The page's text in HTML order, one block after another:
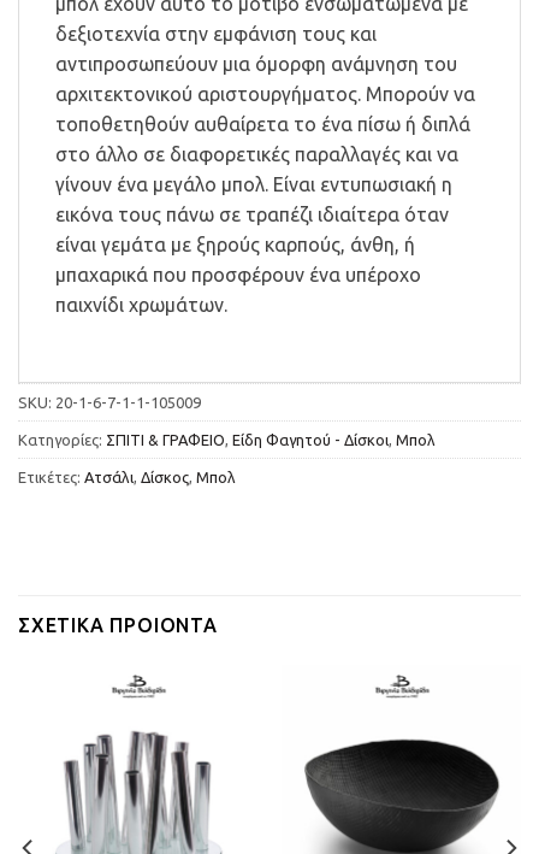
δεξιοτεχνία στην εμφάνιση τους και
αντιπροσωπεύουν μια όμορφη ανάμνηση του
αρχιτεκτονικού αριστουργήματος. Μπορούν να
τοποθετηθούν αυθαίρετα το ένα πίσω ή διπλά
στο άλλο σε διαφορετικές παραλλαγές και να
γίνουν ένα μεγάλο μπολ. Είναι εντυπωσιακή η
εικόνα τους πάνω σε τραπέζι ιδιαίτερα όταν
είναι γεμάτα με ξηρούς καρπούς, άνθη, ή
μπαχαρικά που προσφέρουν ένα υπέροχο
παιχνίδι χρωμάτων.
SKU: 20-1-6-7-1-1-105009
Κατηγορίες: ΣΠΙΤΙ & ΓΡΑΦΕΙΟ, Είδη Φαγητού - Δίσκοι, Μπολ
Ετικέτες: Ατσάλι, Δίσκος, Μπολ
ΣΧΕΤΙΚΆ ΠΡΟΙΌΝΤΑ